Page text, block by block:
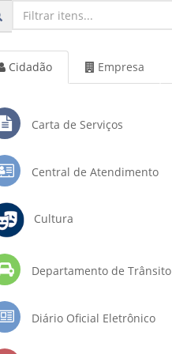
Cidadão Empresa
Carta de Serviços
Central de Atendimento
Cultura
Departamento de Trânsito
Diário Oficial Eletrônico